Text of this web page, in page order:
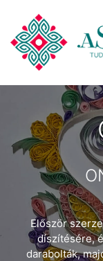
Először
díszítésére,
darabolták,